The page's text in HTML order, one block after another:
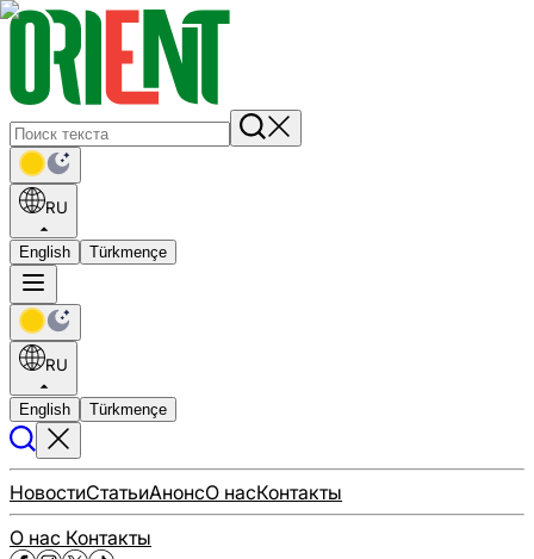
RU
English Türkmençe
RU
English Türkmençe
НовостиСтатьиАнонсО насКонтакты
О нас Контакты